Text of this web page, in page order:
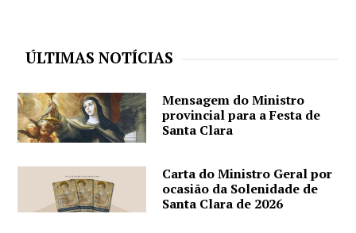
ÚLTIMAS NOTÍCIAS
Mensagem do Ministro
provincial para a Festa de
Santa Clara
Carta do Ministro Geral por
ocasião da Solenidade de
Santa Clara de 2026